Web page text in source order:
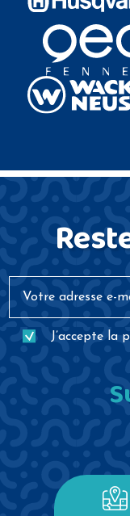
J’accepte la